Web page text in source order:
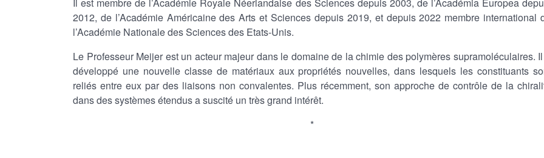
2012, de l’Académie Américaine des Arts et Sciences depuis 2019, et depuis 2022 membre international
l’Académie Nationale des Sciences des Etats-Unis.
Le Professeur Meijer est un acteur majeur dans le domaine de la chimie des polymères supramoléculaires.
développé une nouvelle classe de matériaux aux propriétés nouvelles, dans lesquels les constituants
reliés entre eux par des liaisons non convalentes. Plus récemment, son approche de contrôle de la
dans des systèmes étendus a suscité un très grand intérêt.
*